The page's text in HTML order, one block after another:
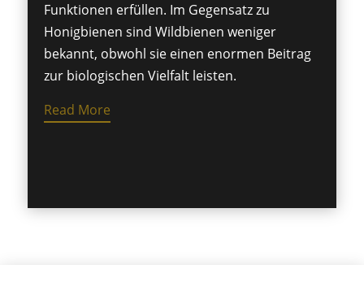
Funktionen erfüllen. Im Gegensatz zu
Honigbienen sind Wildbienen weniger
bekannt, obwohl sie einen enormen Beitrag
zur biologischen Vielfalt leisten.
Read More